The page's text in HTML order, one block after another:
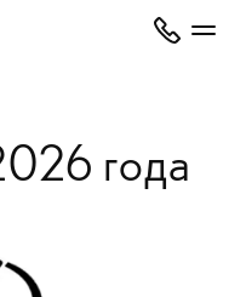
года